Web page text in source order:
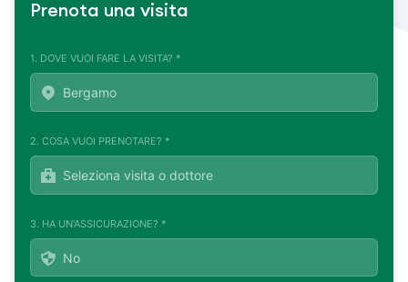
Prenota una visita
1. DOVE VUOI FARE LA VISITA? *
2. COSA VUOI PRENOTARE? *
3. HA UN'ASSICURAZIONE? *